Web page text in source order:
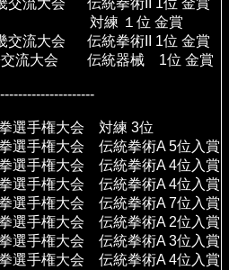
交流大会 伝統拳術II 1位 金賞
位 金賞
交流大会 伝統拳術II 1位 金賞
交流大会 伝統器械 1位 金賞
選手権大会 対練 3位
選手権大会 伝統拳術A 5位入賞
選手権大会 伝統拳術A 4位入賞
選手権大会 伝統拳術A 4位入賞
選手権大会 伝統拳術A 7位入賞
選手権大会 伝統拳術A 2位入賞
選手権大会 伝統拳術A 3位入賞
選手権大会 伝統拳術A 4位入賞